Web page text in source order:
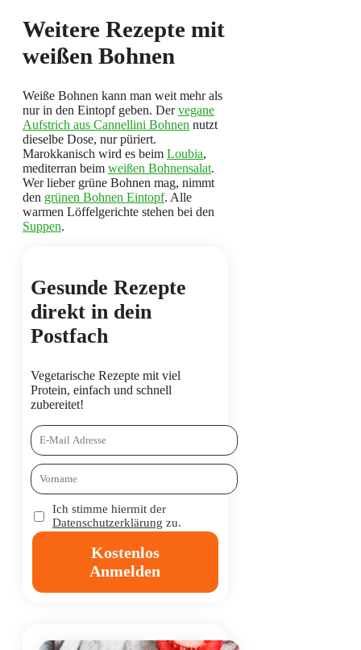
Weitere Rezepte mit
weißen Bohnen
Weiße Bohnen kann man weit mehr als
nur in den Eintopf geben. Dervegane
Aufstrich aus Cannellini Bohnen nutzt
dieselbe Dose, nur püriert.
Marokkanisch wird es beim Loubia,
mediterran beim weißen Bohnensalat.
Wer lieber grüne Bohnen mag, nimmt
den grünen Bohnen Eintopf. Alle
warmen Löffelgerichte stehen bei den
Suppen.
Gesunde Rezepte
direkt in dein
Postfach
Vegetarische Rezepte mit viel
Protein, einfach und schnell
zubereitet!
Ich stimme hiermit der
Datenschutzerklärung zu.
Kostenlos
Anmelden